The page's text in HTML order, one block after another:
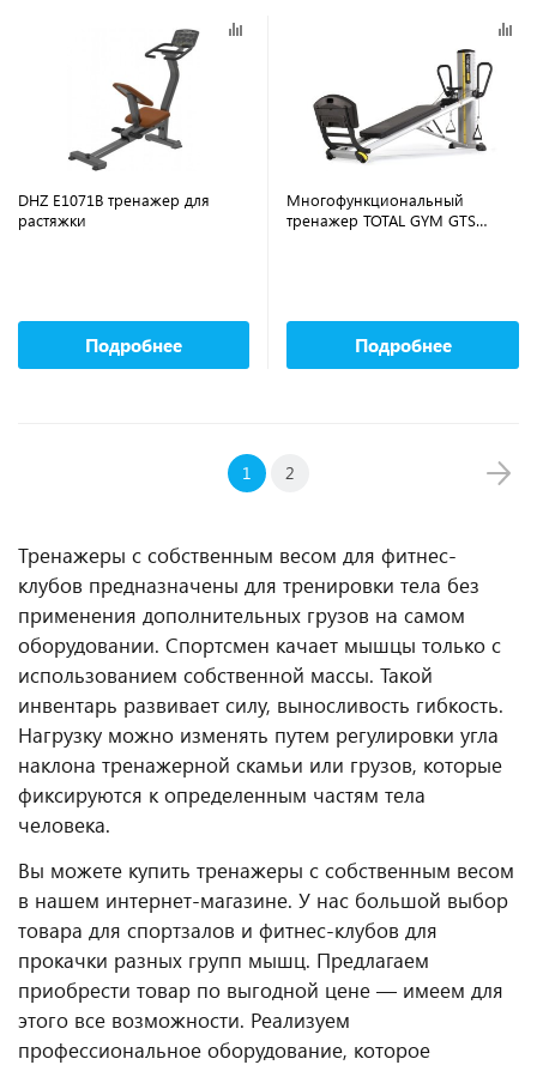
DHZ E1071B тренажер для
растяжки
Подробнее
Многофункциональный
тренажер TOTAL GYM GTS
Подробнее
1 2
Тренажеры с собственным весом для фитнес-
клубов предназначены для тренировки тела без
применения дополнительных грузов на самом
оборудовании. Спортсмен качает мышцы только с
использованием собственной массы. Такой
инвентарь развивает силу, выносливость гибкость.
Нагрузку можно изменять путем регулировки угла
наклона тренажерной скамьи или грузов, которые
фиксируются к определенным частям тела
человека.
Вы можете купить тренажеры с собственным весом
в нашем интернет-магазине. У нас большой выбор
товара для спортзалов и фитнес-клубов для
прокачки разных групп мышц. Предлагаем
приобрести товар по выгодной цене — имеем для
этого все возможности. Реализуем
профессиональное оборудование, которое